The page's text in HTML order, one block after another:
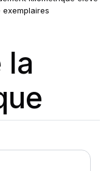
exemplaires
la